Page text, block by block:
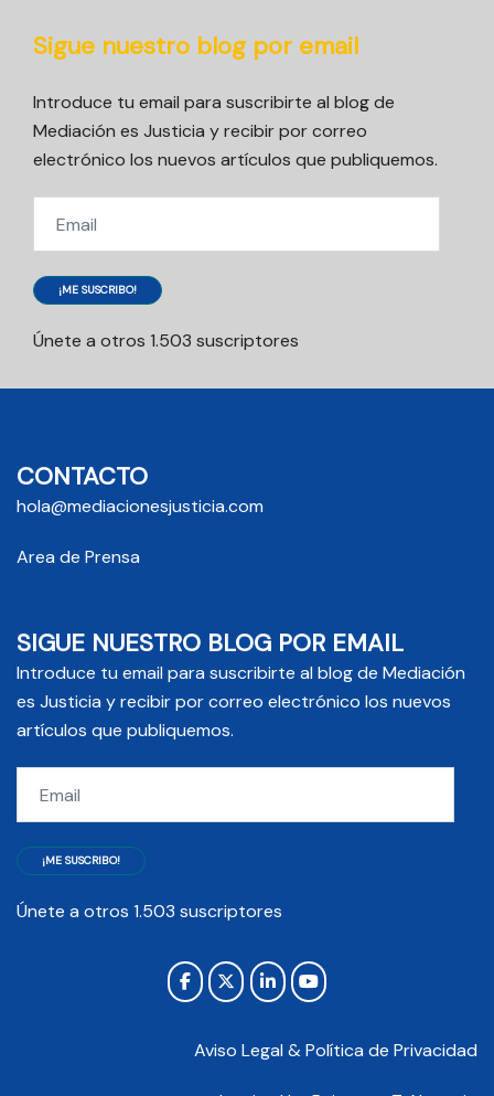
Sigue nuestro blog por email
Introduce tu email para suscribirte al blog de
Mediación es Justicia y recibir por correo
electrónico los nuevos artículos que publiquemos.
¡ME SUSCRIBO!
Únete a otros 1.503 suscriptores
CONTACTO
hola@mediacionesjusticia.com
Area de Prensa
SIGUE NUESTRO BLOG POR EMAIL
Introduce tu email para suscribirte al blog de Mediación
es Justicia y recibir por correo electrónico los nuevos
artículos que publiquemos.
¡ME SUSCRIBO!
Únete a otros 1.503 suscriptores
Aviso Legal & Política de Privacidad